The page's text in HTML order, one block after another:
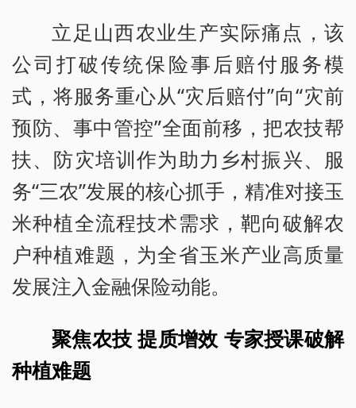
立足山西农业生产实际痛点，该
公司打破传统保险事后赔付服务模
式，将服务重心从“灾后赔付”向“灾前
预防、事中管控”全面前移，把农技帮
扶、防灾培训作为助力乡村振兴、服
务“三农”发展的核心抓手，精准对接玉
米种植全流程技术需求，靶向破解农
户种植难题，为全省玉米产业高质量
发展注入金融保险动能。
聚焦农技 提质增效 专家授课破解
种植难题